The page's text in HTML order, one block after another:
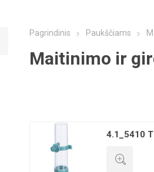
Pagrindinis Paukščiams
Maitinimo ir
4.1_5410